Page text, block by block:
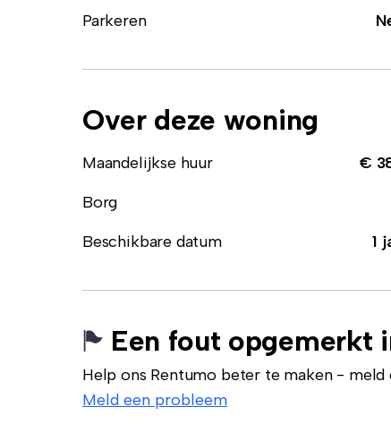
Parkeren
Over deze woning
Maandelijkse huur €
Borg
Beschikbare datum
1
Een fout opgemerkt
Help ons Rentumo beter te maken -
Meld een probleem